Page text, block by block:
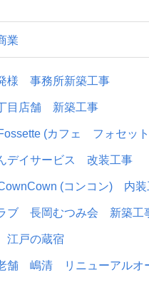
業
様 事務所新築工事
目店舗 新築工事
(カフェ フォセッ
デイサービス 改装工事
(コンコン) 内装
ブ 長岡むつみ会 新築工
戸の蔵宿
舗 嶋清 リニューアルオ